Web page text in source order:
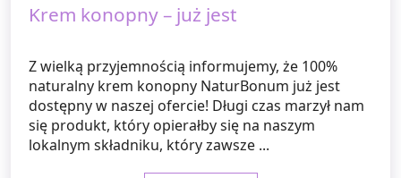
Krem konopny – już jest
Z wielką przyjemnością informujemy, że 100%
naturalny krem konopny NaturBonum już jest
dostępny w naszej ofercie! Długi czas marzył nam
się produkt, który opierałby się na naszym
lokalnym składniku, który zawsze ...